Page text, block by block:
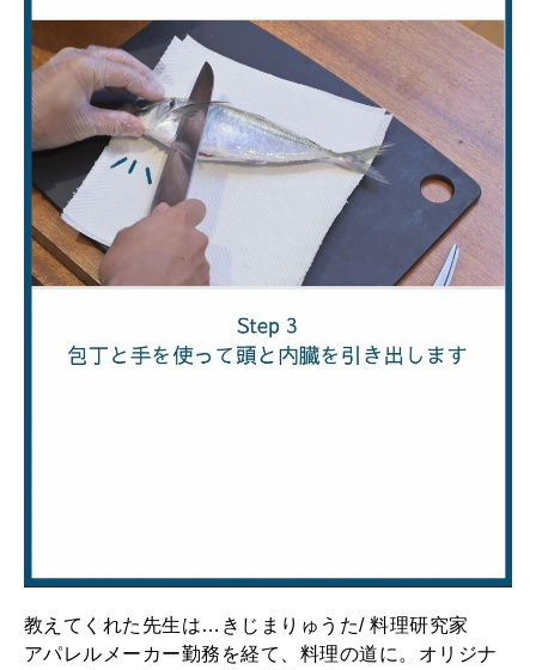
2026年2月号「良運を掴む 新・開運術。」
2026年1月号「猫がいれば、幸せ」
2025年12月号「お酒の新常識。」
教えてくれた先生は…きじまりゅうた/ 料理研究家
アパレルメーカー勤務を経て、料理の道に。オリジナ